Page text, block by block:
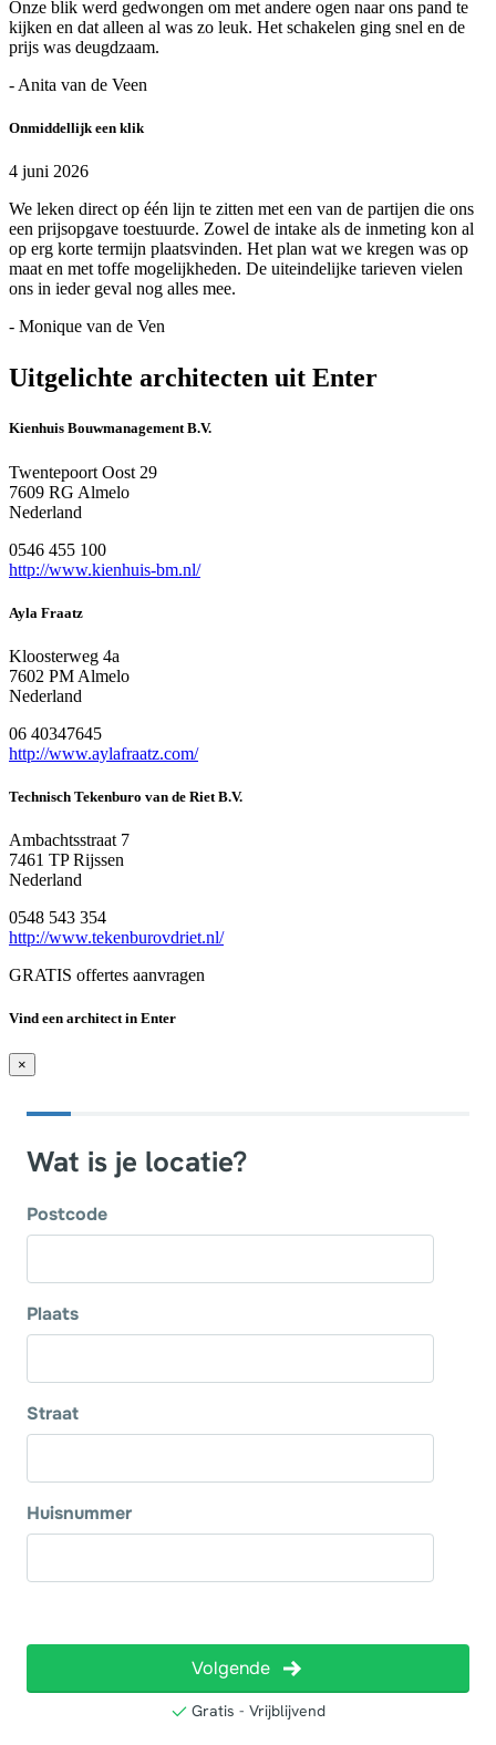
Onze blik werd gedwongen om met andere ogen naar ons pand te
kijken en dat alleen al was zo leuk. Het schakelen ging snel en de
prijs was deugdzaam.
- Anita van de Veen
Onmiddellijk een klik
4 juni 2026
We leken direct op één lijn te zitten met een van de partijen die ons
een prijsopgave toestuurde. Zowel de intake als de inmeting kon al
op erg korte termijn plaatsvinden. Het plan wat we kregen was op
maat en met toffe mogelijkheden. De uiteindelijke tarieven vielen
ons in ieder geval nog alles mee.
- Monique van de Ven
Uitgelichte architecten uit Enter
Kienhuis Bouwmanagement B.V.
Twentepoort Oost 29
7609 RG Almelo
Nederland
0546 455 100
http://www.kienhuis-bm.nl/
Ayla Fraatz
Kloosterweg 4a
7602 PM Almelo
Nederland
06 40347645
http://www.aylafraatz.com/
Technisch Tekenburo van de Riet B.V.
Ambachtsstraat 7
7461 TP Rijssen
Nederland
0548 543 354
http://www.tekenburovdriet.nl/
GRATIS offertes aanvragen
Vind een architect in Enter
×